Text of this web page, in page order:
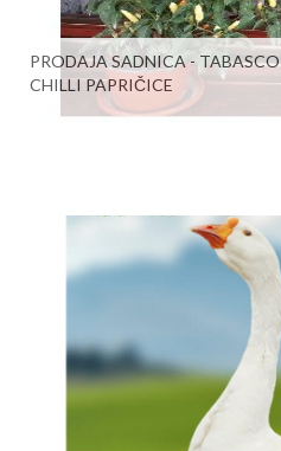
PRODAJA SADNICA - TABASCO
CHILLI PAPRIČICE